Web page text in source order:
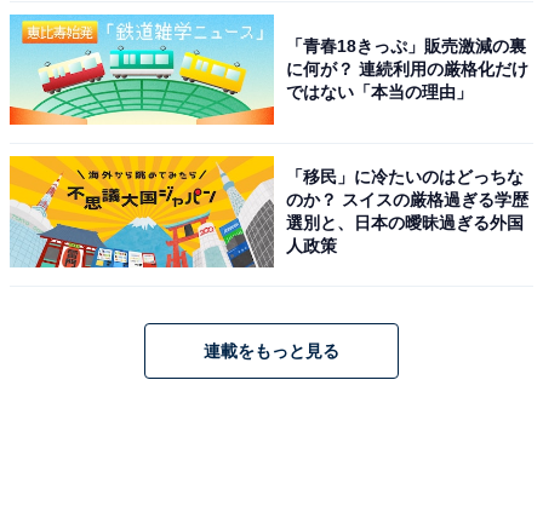
中の生地（筆者撮影）
般的なメロンパンよりはしっとりしている印象です。決
してパサパサはしていません。これで118円（税込）と
「青春18きっぷ」販売激減の裏
に何が？ 連続利用の厳格化だけ
ではない「本当の理由」
「移民」に冷たいのはどっちな
のか？ スイスの厳格過ぎる学歴
選別と、日本の曖昧過ぎる外国
人政策
連載をもっと見る